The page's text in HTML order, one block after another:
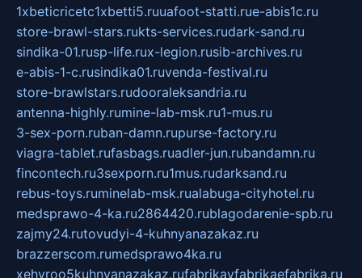
1xbeticricetc1xbetti5.ruuafoot-statti.rue-abis1c.ru
store-brawl-stars.rukts-services.rudark-sand.ru
sindika-01.rusp-life.rux-legion.rusib-archives.ru
e-abis-1-c.rusindika01.ruvenda-festival.ru
store-brawlstars.rudooraleksandria.ru
antenna-highly.rumine-lab-msk.ru1-mus.ru
3-sex-porn.ruban-damn.rupurse-factory.ru
viagra-tablet.rufasbags.ruadler-jun.rubandamn.ru
fincontech.ru3sexporn.ru1mus.rudarksand.ru
rebus-toys.ruminelab-msk.rualabuga-cityhotel.ru
medsprawo-4-ka.ru2864420.rublagodarenie-spb.ru
zajmy24.rutovudyi-4-kuhnyanazakaz.ru
brazzerscom.rumedsprawo4ka.ru
xehyroo5kuhnyanazakaz.rufabrikayfabrikaefabrika.ru